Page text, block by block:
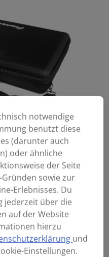
notwendige
benutzt diese
(darunter auch
oder ähnliche
der Seite
sowie zur
Erlebnisses. Du
jederzeit über die
auf der Website
hierzu
und
Einstellungen.